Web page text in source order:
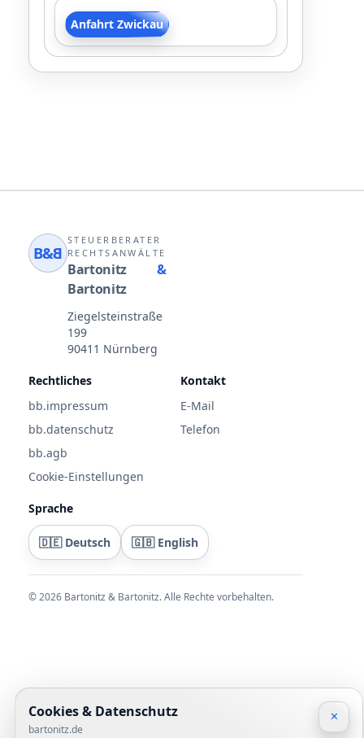
Anfahrt Zwickau
B&B
STEUERBERATER
RECHTSANWÄLTE
Bartonitz &
Bartonitz
Ziegelsteinstraße
199
90411 Nürnberg
Rechtliches
bb.impressum
bb.datenschutz
bb.agb
Cookie-Einstellungen
Kontakt
E-Mail
Telefon
Sprache
🇩🇪 Deutsch 🇬🇧 English
©2026 Bartonitz & Bartonitz. Alle Rechte vorbehalten.
Cookies & Datenschutz
bartonitz.de
✕